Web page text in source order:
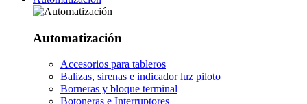
Automatización
Accesorios para tableros
Balizas, sirenas e indicador luz piloto
Borneras y bloque terminal
Botoneras e Interruptores